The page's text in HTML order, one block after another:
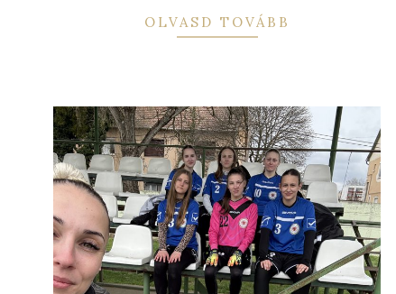
OLVASD TOVÁBB